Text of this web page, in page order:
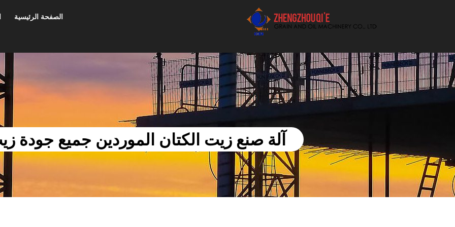
أفضل بيع آلة الزيوت النباتية الموردون
الصفحة الرئيسية
آلة صنع زيت الكتان الموردين جميع جودة